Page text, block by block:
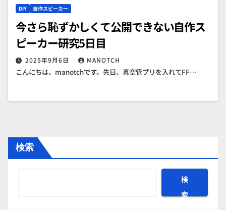
DIY 自作スピーカー
今さら恥ずかしくて公開できない自作ス
ピーカー研究5日目
2025年9月6日 MANOTCH
こんにちは、manotchです。先日、真空管プリを入れてFF…
検索
検
索